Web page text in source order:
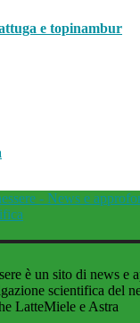
e topinambur
è un sito di news e
scientifica del
LatteMiele e Astra